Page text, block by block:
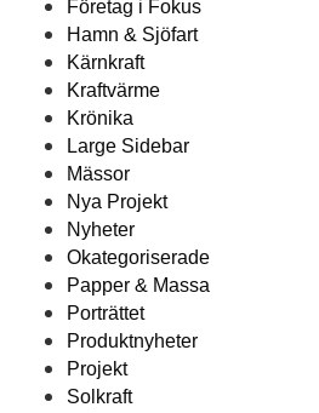
Företag i Fokus
Hamn & Sjöfart
Kärnkraft
Kraftvärme
Krönika
Large Sidebar
Mässor
Nya Projekt
Nyheter
Okategoriserade
Papper & Massa
Porträttet
Produktnyheter
Projekt
Solkraft